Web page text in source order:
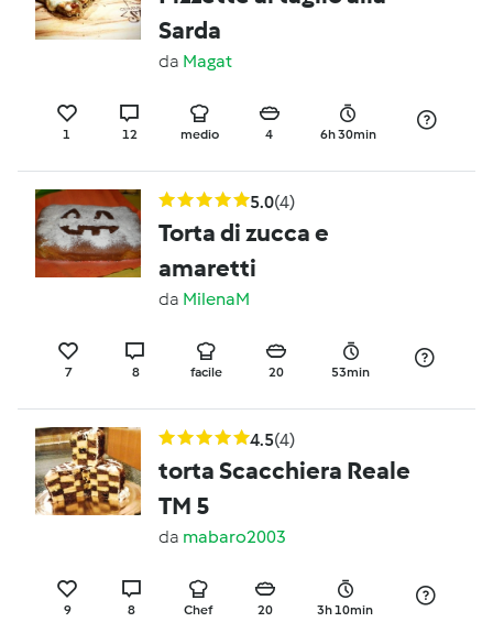
Sarda
da Magat
1 12 medio 4 6h 30min
5.0(4)
Torta di zucca e
amaretti
da MilenaM
7 8 facile 20 53min
4.5(4)
torta Scacchiera Reale
TM 5
da mabaro2003
9 8 Chef 20 3h 10min